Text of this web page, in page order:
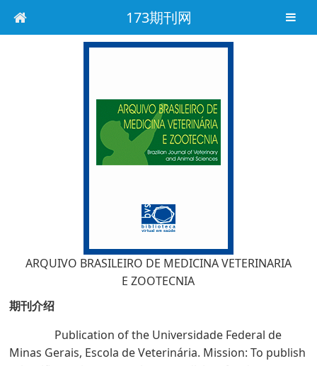
173期刊网
ARQUIVO BRASILEIRO DE MEDICINA VETERINARIA
E ZOOTECNIA
期刊介绍
Publication of the Universidade Federal de
Minas Gerais, Escola de Veterinária. Mission: To publish